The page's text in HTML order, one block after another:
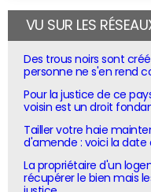
VU SUR LES
Des trous noirs sont
personne ne s'en rend
Pour la justice de ce
voisin est un droit
Tailler votre haie
d'amende : voici la date
La propriétaire d'un
récupérer le bien mais